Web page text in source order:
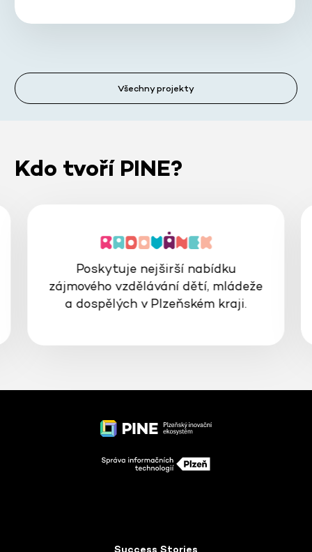
Všechny projekty
Kdo tvoří PINE?
Poskytuje nejširší nabídku
zájmového vzdělávání dětí, mládeže
a dospělých v Plzeňském kraji.
Success Stories